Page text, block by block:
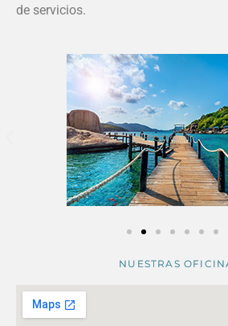
de servicios.
NUESTRAS